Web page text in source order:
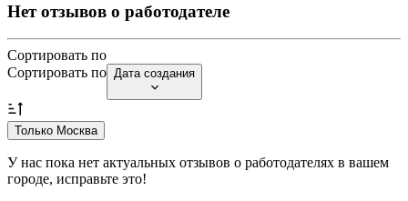
Нет отзывов о работодателе
Сортировать по
Сортировать по Дата создания
Только Москва
У нас пока нет актуальных отзывов о работодателях в вашем
городе, исправьте это!